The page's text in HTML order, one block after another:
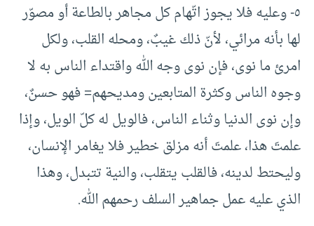
٥- وعليه فلا يجوز اتّهام كل مجاهر بالطاعة أو مصوّر
لها بأنه مرائي، لأنّ ذلك غيبٌ، ومحله القلب، ولكل
امرئ ما نوى، فإن نوى وجه الله واقتداء الناس به لا
وجوه الناس وكثرة المتابعين ومديحهم= فهو حسنٌ،
وإن نوى الدنيا وثناء الناس، فالويل له كلّ الويل، وإذا
علمتَ هذا، علمتَ أنه مزلق خطير فلا يغامر الإنسان،
وليحتط لدينه، فالقلب يتقلب، والنية تتبدل، وهذا
الذي عليه عمل جماهير السلف رحمهم الله.